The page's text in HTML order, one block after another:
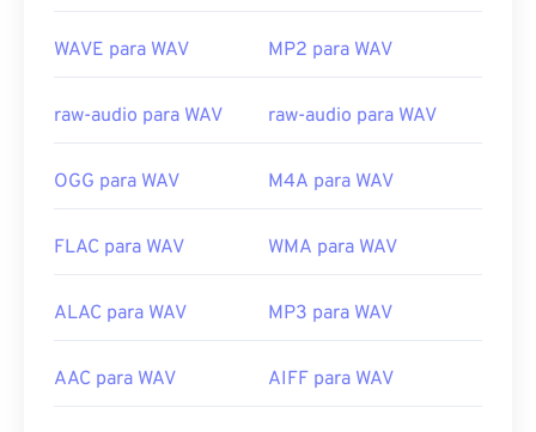
Links úteis:
https://en.wikipedia.org/wiki/WAV
audio-wav
WAVE para WAV MP2 para WAV
raw-audio para WAV raw-audio para WAV
OGG para WAV M4A para WAV
FLAC para WAV WMA para WAV
ALAC para WAV MP3 para WAV
AAC para WAV AIFF para WAV